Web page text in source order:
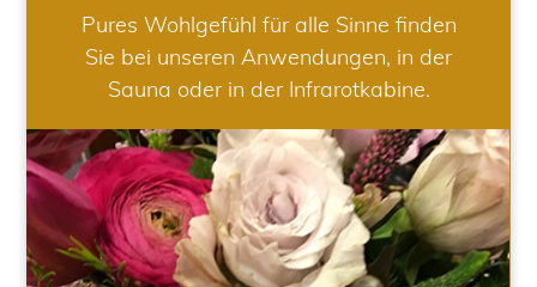
Pures Wohlgefühl für alle Sinne finden
Sie bei unseren Anwendungen, in der
Sauna oder in der Infrarotkabine.